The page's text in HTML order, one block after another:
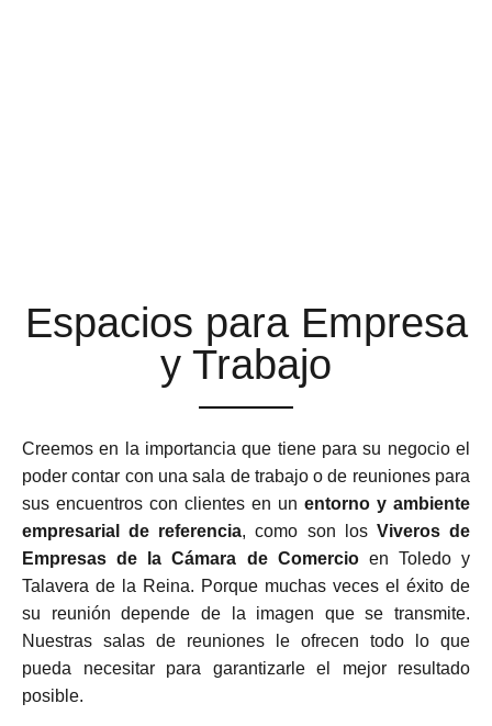
Espacios para Empresa
y Trabajo
Creemos en la importancia que tiene para su negocio el
poder contar con una sala de trabajo o de reuniones para
sus encuentros con clientes en un entorno y ambiente
empresarial de referencia, como son los Viveros de
Empresas de la Cámara de Comercioen Toledo y
Talavera de la Reina. Porque muchas veces el éxito de
su reunión depende de la imagen que se transmite.
Nuestras salas de reuniones le ofrecen todo lo que
pueda necesitar para garantizarle el mejor resultado
posible.